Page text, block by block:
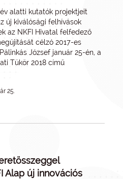
alatti kutatók projektjeit
új kiválósági felhívások
az NKFI Hivatal felfedező
célzó 2017-es
József január 25-én, a
Tükör 2018 című
25.
Alap új innovációs